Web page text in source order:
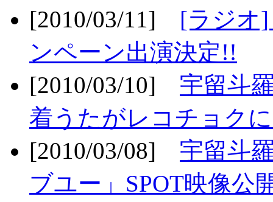
[2010/03/11] [ラジオ
ンペーン出演決定!!
[2010/03/10] 宇留斗
着うたがレコチョク
[2010/03/08] 宇留斗
ブユー」SPOT映像公